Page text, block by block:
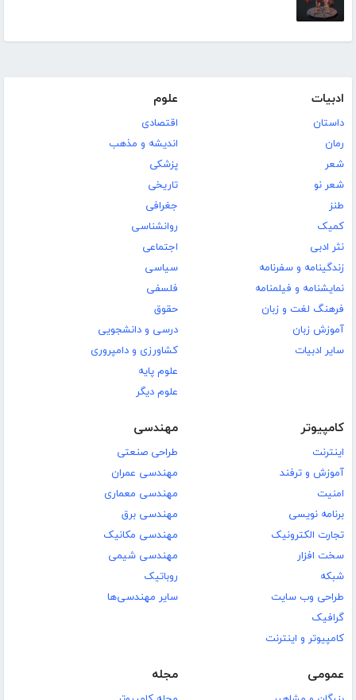
ادبیات
داستان
رمان
شعر
شعر نو
طنز
کمیک
نثر ادبی
زندگینامه و سفرنامه
نمایشنامه و فیلمنامه
فرهنگ لغت و زبان
آموزش زبان
سایر ادبیات
علوم
اقتصادی
اندیشه و مذهب
پزشکی
تاریخی
جغرافی
روانشناسی
اجتماعی
سیاسی
فلسفی
حقوق
درسی و دانشجویی
کشاورزی و دامپروری
علوم پایه
علوم دیگر
کامپیوتر
اینترنت
آموزش و ترفند
امنیت
برنامه نویسی
تجارت الکترونیک
سخت افزار
شبکه
طراحی وب سایت
گرافیک
کامپیوتر و اینترنت
مهندسی
طراحی صنعتی
مهندسی عمران
مهندسی معماری
مهندسی برق
مهندسی مکانیک
مهندسی شیمی
روباتیک
سایر مهندسی‌ها
عمومی مجله